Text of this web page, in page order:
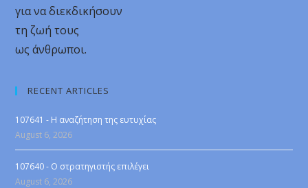
για να διεκδικήσουν
τη ζωή τους
ως άνθρωποι.
RECENT ARTICLES
107641 - Η αναζήτηση της ευτυχίας
August 6, 2026
107640 - Ο στρατηγιστής επιλέγει
August 6, 2026